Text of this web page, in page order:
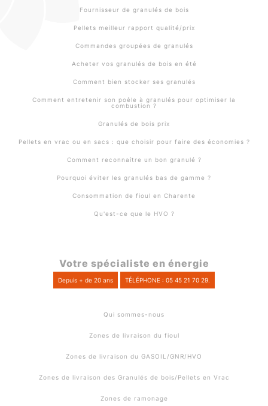
Fournisseur de granulés de bois
Pellets meilleur rapport qualité/prix
Commandes groupées de granulés
Acheter vos granulés de bois en été
Comment bien stocker ses granulés
Comment entretenir son poêle à granulés pour optimiser la
combustion ?
Granulés de bois prix
Pellets en vrac ou en sacs : que choisir pour faire des économies ?
Comment reconnaître un bon granulé ?
Pourquoi éviter les granulés bas de gamme ?
Consommation de fioul en Charente
Qu'est-ce que le HVO ?
Votre spécialiste en énergie
Depuis + de 20 ans TÉLÉPHONE : 05 45 21 70 29.
Qui sommes-nous
Zones de livraison du fioul
Zones de livraison du GASOIL/GNR/HVO
Zones de livraison des Granulés de bois/Pellets en Vrac
Zones de ramonage